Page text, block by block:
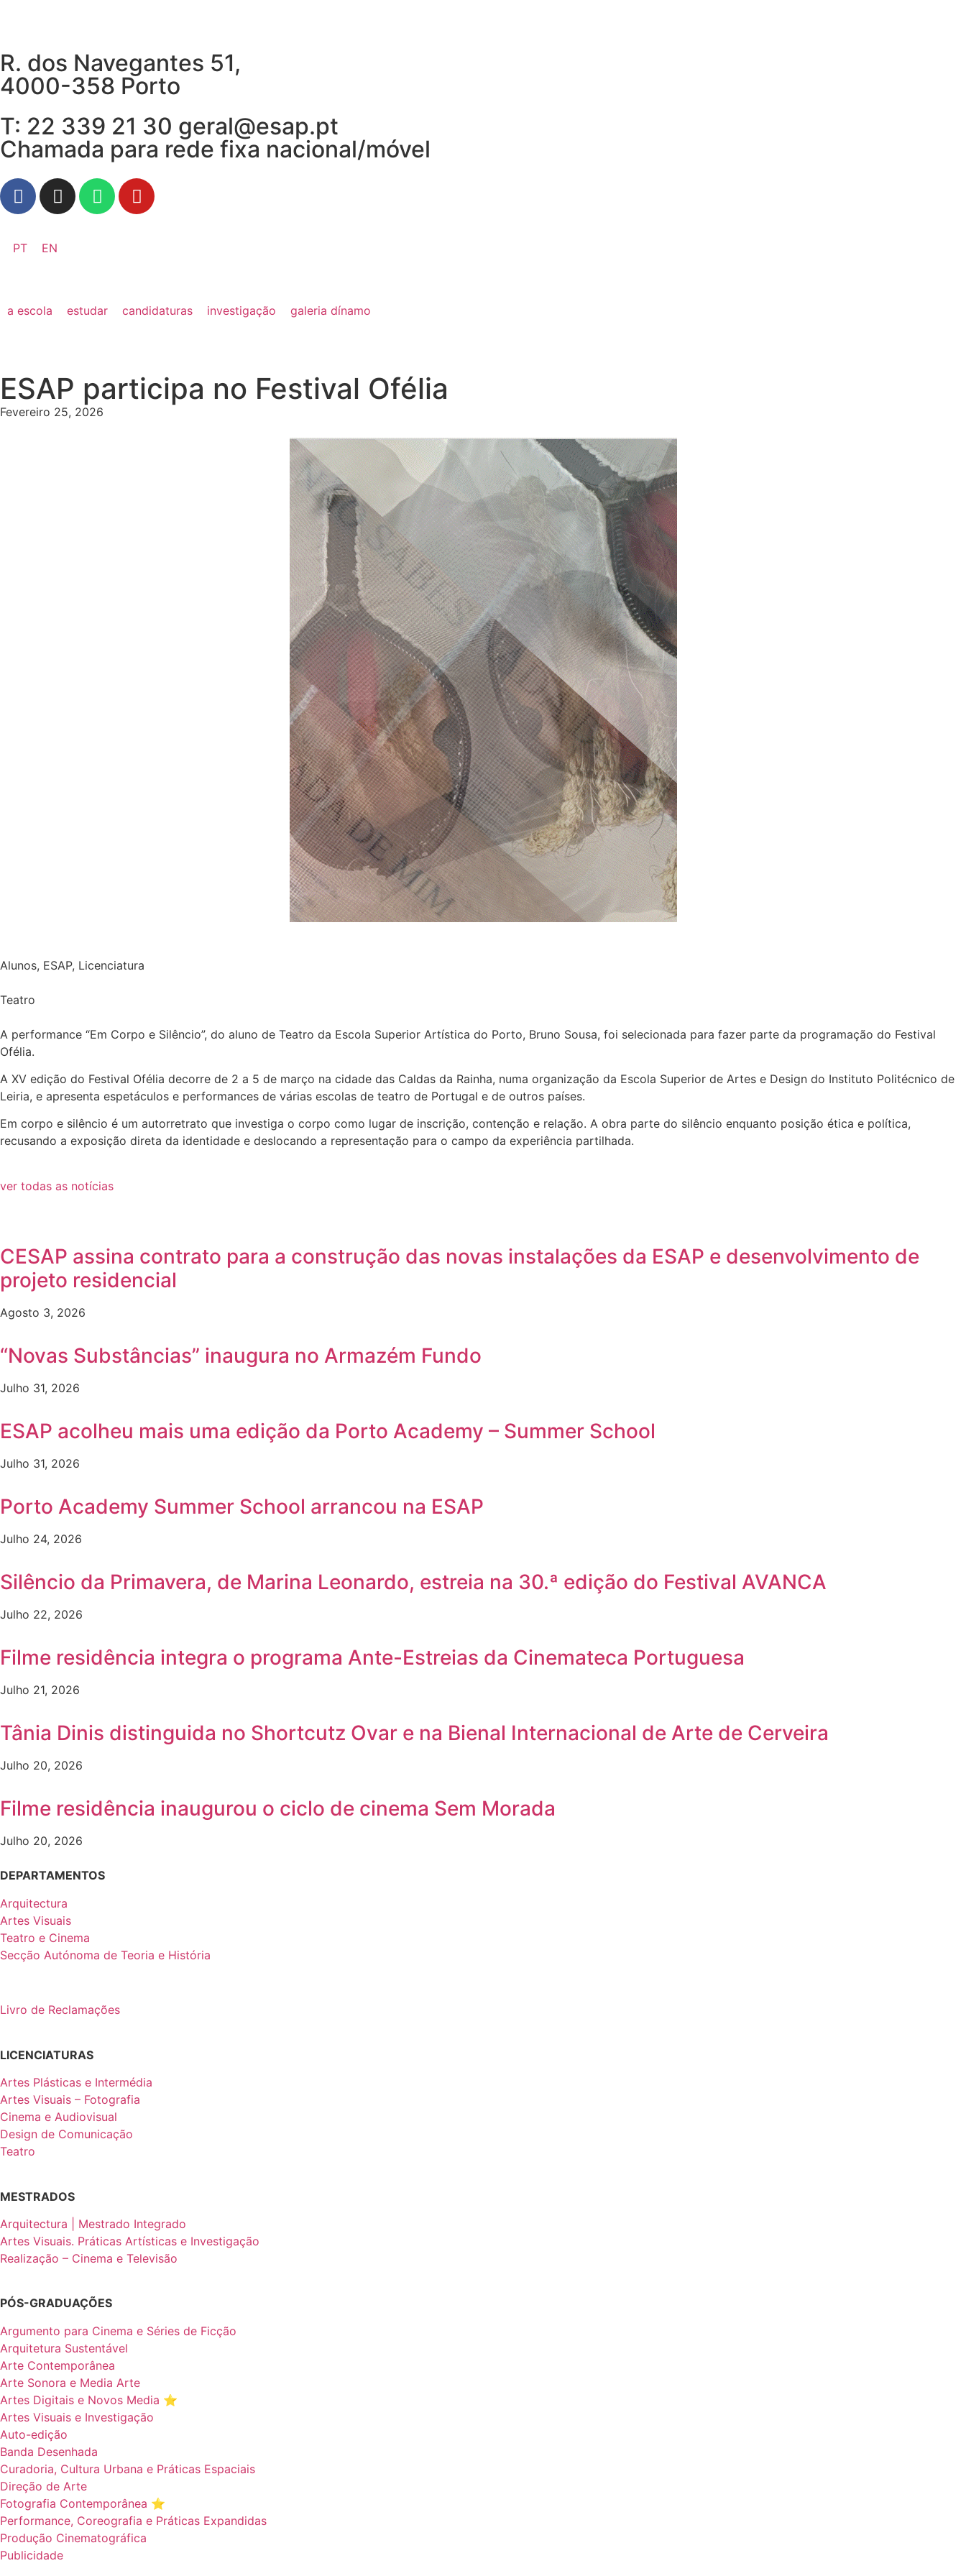
R. dos Navegantes 51,
4000-358 Porto
T: 22 339 21 30 geral@esap.pt
Chamada para rede fixa nacional/móvel
PT EN
a escola estudar candidaturas investigação galeria dínamo
ESAP participa no Festival Ofélia
Fevereiro 25, 2026
Alunos, ESAP, Licenciatura
Teatro
A performance “Em Corpo e Silêncio”, do aluno de Teatro da Escola Superior Artística do Porto, Bruno Sousa, foi selecionada para fazer parte da programação do Festival
Ofélia.
A XV edição do Festival Ofélia decorre de 2 a 5 de março na cidade das Caldas da Rainha, numa organização da Escola Superior de Artes e Design do Instituto Politécnico de
Leiria, e apresenta espetáculos e performances de várias escolas de teatro de Portugal e de outros países.
Em corpo e silêncio é um autorretrato que investiga o corpo como lugar de inscrição, contenção e relação. A obra parte do silêncio enquanto posição ética e política,
recusando a exposição direta da identidade e deslocando a representação para o campo da experiência partilhada.
ver todas as notícias
CESAP assina contrato para a construção das novas instalações da ESAP e desenvolvimento de
projeto residencial
Agosto 3, 2026
“Novas Substâncias” inaugura no Armazém Fundo
Julho 31, 2026
ESAP acolheu mais uma edição da Porto Academy – Summer School
Julho 31, 2026
Porto Academy Summer School arrancou na ESAP
Julho 24, 2026
Silêncio da Primavera, de Marina Leonardo, estreia na 30.ª edição do Festival AVANCA
Julho 22, 2026
Filme residência integra o programa Ante-Estreias da Cinemateca Portuguesa
Julho 21, 2026
Tânia Dinis distinguida no Shortcutz Ovar e na Bienal Internacional de Arte de Cerveira
Julho 20, 2026
Filme residência inaugurou o ciclo de cinema Sem Morada
Julho 20, 2026
DEPARTAMENTOS
Arquitectura
Artes Visuais
Teatro e Cinema
Secção Autónoma de Teoria e História
Livro de Reclamações
LICENCIATURAS
Artes Plásticas e Intermédia
Artes Visuais – Fotografia
Cinema e Audiovisual
Design de Comunicação
Teatro
MESTRADOS
Arquitectura | Mestrado Integrado
Artes Visuais. Práticas Artísticas e Investigação
Realização – Cinema e Televisão
PÓS-GRADUAÇÕES
Argumento para Cinema e Séries de Ficção
Arquitetura Sustentável
Arte Contemporânea
Arte Sonora e Media Arte
Artes Digitais e Novos Media ⭐️
Artes Visuais e Investigação
Auto-edição
Banda Desenhada
Curadoria, Cultura Urbana e Práticas Espaciais
Direção de Arte
Fotografia Contemporânea ⭐️
Performance, Coreografia e Práticas Expandidas
Produção Cinematográfica
Publicidade